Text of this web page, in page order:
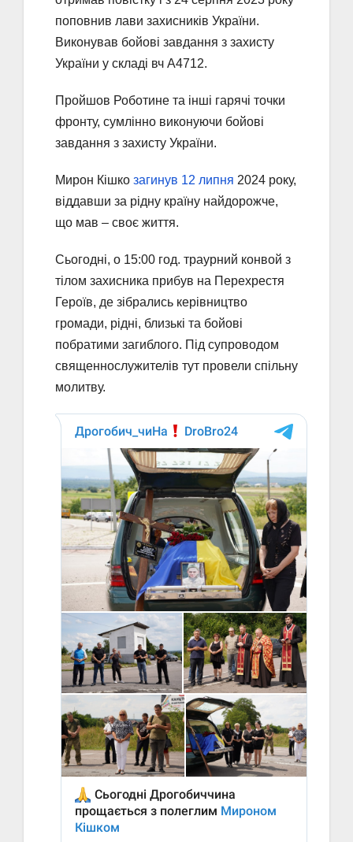
поповнив лави захисників України.
Виконував бойові завдання з захисту
України у складі вч А4712.
Пройшов Роботине та інші гарячі точки
фронту, сумлінно виконуючи бойові
завдання з захисту України.
Мирон Кішко загинув 12 липня 2024 року,
віддавши за рідну країну найдорожче,
що мав – своє життя.
Сьогодні, о 15:00 год. траурний конвой з
тілом захисника прибув на Перехрестя
Героїв, де зібрались керівництво
громади, рідні, близькі та бойові
побратими загиблого. Під супроводом
священнослужителів тут провели спільну
молитву.